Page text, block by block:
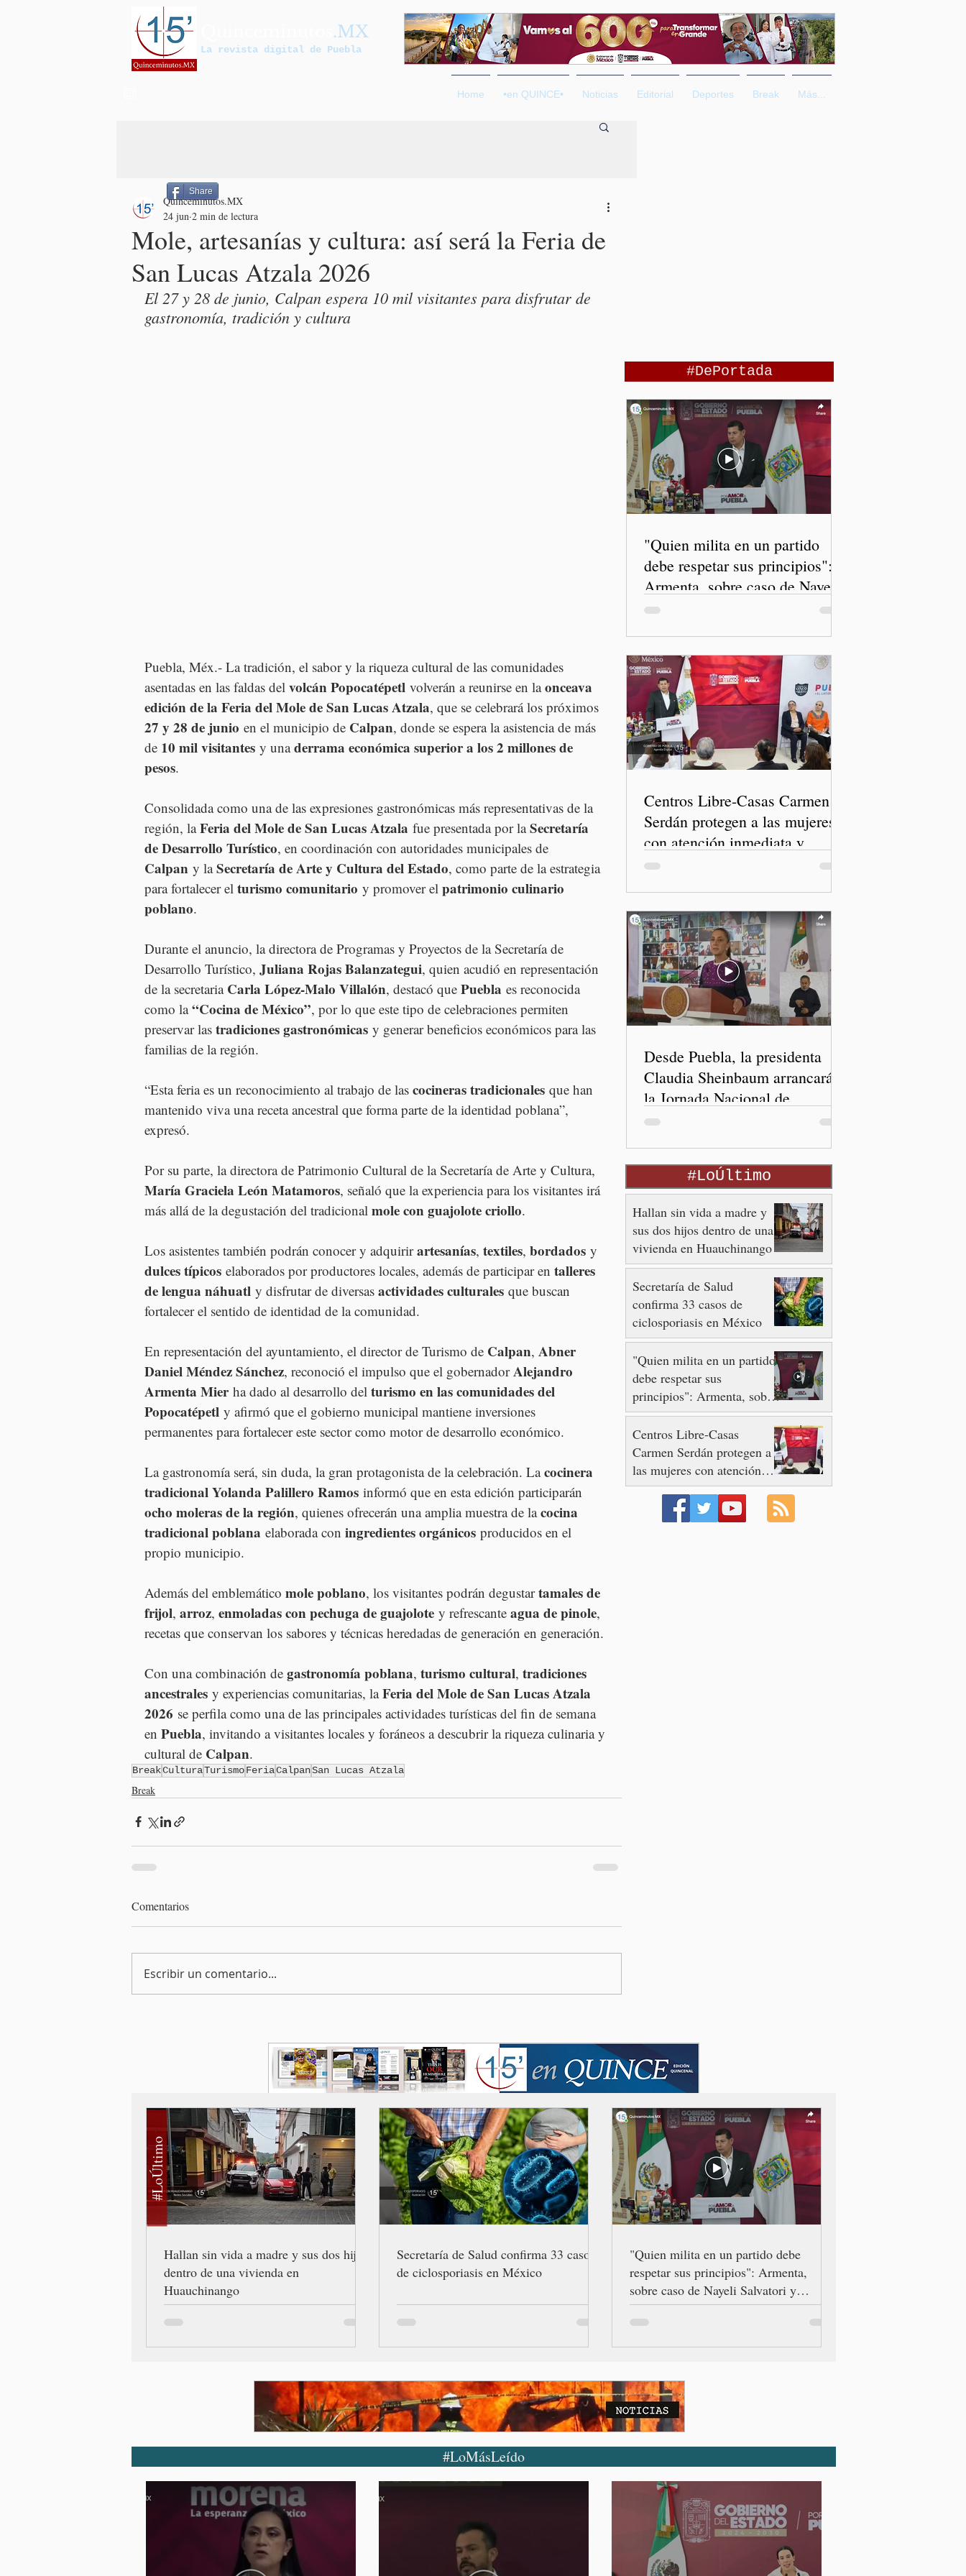
.MX
La revista digital de Puebla
Home •en QUINCE• Noticias Editorial Deportes Break Más...
Mole, artesanías y cultura: así será la Feria de
San Lucas Atzala 2026
Quinceminutos.MX
24 jun 2 min de lectura
El 27 y 28 de junio, Calpan espera 10 mil visitantes para disfrutar de
gastronomía, tradición y cultura
Puebla, Méx.- La tradición, el sabor y la riqueza cultural de las comunidades
asentadas en las faldas del volcán Popocatépetl volverán a reunirse en la onceava
edición de la Feria del Mole de San Lucas Atzala, que se celebrará los próximos
27 y 28 de junio en el municipio de Calpan, donde se espera la asistencia de más
de 10 mil visitantes y una derrama económica superior a los 2 millones de
pesos.
Consolidada como una de las expresiones gastronómicas más representativas de la
región, la Feria del Mole de San Lucas Atzala fue presentada por la Secretaría
de Desarrollo Turístico, en coordinación con autoridades municipales de
Calpan y la Secretaría de Arte y Cultura del Estado, como parte de la estrategia
para fortalecer el turismo comunitario y promover el patrimonio culinario
poblano.
Durante el anuncio, la directora de Programas y Proyectos de la Secretaría de
Desarrollo Turístico, Juliana Rojas Balanzategui, quien acudió en representación
de la secretaria Carla López-Malo Villalón, destacó que Puebla es reconocida
como la “Cocina de México”, por lo que este tipo de celebraciones permiten
preservar las tradiciones gastronómicas y generar beneficios económicos para las
familias de la región.
“Esta feria es un reconocimiento al trabajo de las cocineras tradicionales que han
mantenido viva una receta ancestral que forma parte de la identidad poblana”,
expresó.
Por su parte, la directora de Patrimonio Cultural de la Secretaría de Arte y Cultura,
María Graciela León Matamoros, señaló que la experiencia para los visitantes irá
más allá de la degustación del tradicional mole con guajolote criollo.
Los asistentes también podrán conocer y adquirir artesanías, textiles, bordados y
dulces típicos elaborados por productores locales, además de participar en talleres
de lengua náhuatl y disfrutar de diversas actividades culturales que buscan
fortalecer el sentido de identidad de la comunidad.
En representación del ayuntamiento, el director de Turismo de Calpan, Abner
Daniel Méndez Sánchez, reconoció el impulso que el gobernador Alejandro
Armenta Mier ha dado al desarrollo del turismo en las comunidades del
Popocatépetl y afirmó que el gobierno municipal mantiene inversiones
permanentes para fortalecer este sector como motor de desarrollo económico.
La gastronomía será, sin duda, la gran protagonista de la celebración. La cocinera
tradicional Yolanda Palillero Ramos informó que en esta edición participarán
ocho moleras de la región, quienes ofrecerán una amplia muestra de la cocina
tradicional poblana elaborada con ingredientes orgánicos producidos en el
propio municipio.
Además del emblemático mole poblano, los visitantes podrán degustar tamales de
frijol, arroz, enmoladas con pechuga de guajolote y refrescante agua de pinole,
recetas que conservan los sabores y técnicas heredadas de generación en generación.
Con una combinación de gastronomía poblana, turismo cultural, tradiciones
ancestrales y experiencias comunitarias, la Feria del Mole de San Lucas Atzala
2026 se perfila como una de las principales actividades turísticas del fin de semana
en Puebla, invitando a visitantes locales y foráneos a descubrir la riqueza culinaria y
cultural de Calpan.
BreakCulturaTurismoFeriaCalpanSan Lucas Atzala
Break
Comentarios
Escribir un comentario...
Share
#DePortada
"Quien milita en un partido
debe respetar sus principios":
Armenta, sobre caso de Nayeli
Salvatori y Graciela Palomares
Centros Libre-Casas Carmen
Serdán protegen a las mujeres
con atención inmediata y
disminuyen feminicidios
Desde Puebla, la presidenta
Claudia Sheinbaum arrancará
la Jornada Nacional de
Reforestación
#LoÚltimo
Hallan sin vida a madre y
sus dos hijos dentro de una
vivienda en Huauchinango
Secretaría de Salud
confirma 33 casos de
ciclosporiasis en México
"Quien milita en un partido
debe respetar sus
principios": Armenta, sobre
caso de Nayeli Salvatori y
Graciela Palomares
Centros Libre-Casas
Carmen Serdán protegen a
las mujeres con atención
inmediata y disminuyen
feminicidios
Hallan sin vida a madre y sus dos hijos
dentro de una vivienda en
Huauchinango
Secretaría de Salud confirma 33 casos
de ciclosporiasis en México
"Quien milita en un partido debe
respetar sus principios": Armenta,
sobre caso de Nayeli Salvatori y
Graciela Palomares
#LoÚltimo
#LoMásLeído